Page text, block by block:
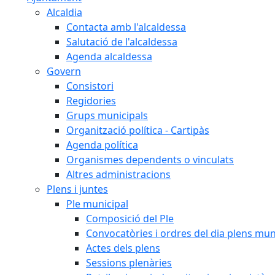
Alcaldia
Contacta amb l'alcaldessa
Salutació de l'alcaldessa
Agenda alcaldessa
Govern
Consistori
Regidories
Grups municipals
Organització política - Cartipàs
Agenda política
Organismes dependents o vinculats
Altres administracions
Plens i juntes
Ple municipal
Composició del Ple
Convocatòries i ordres del dia plens
Actes dels plens
Sessions plenàries